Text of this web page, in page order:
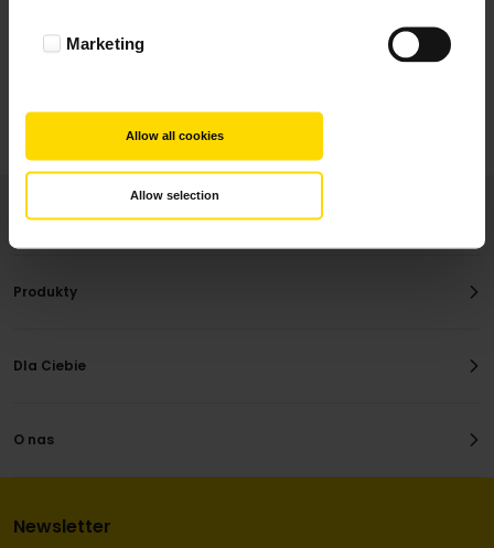
Marketing
Allow all cookies
Allow selection
Najbardziej pomocne oceny, które doradzą Ci
Produkty
Dla Ciebie
O nas
Newsletter